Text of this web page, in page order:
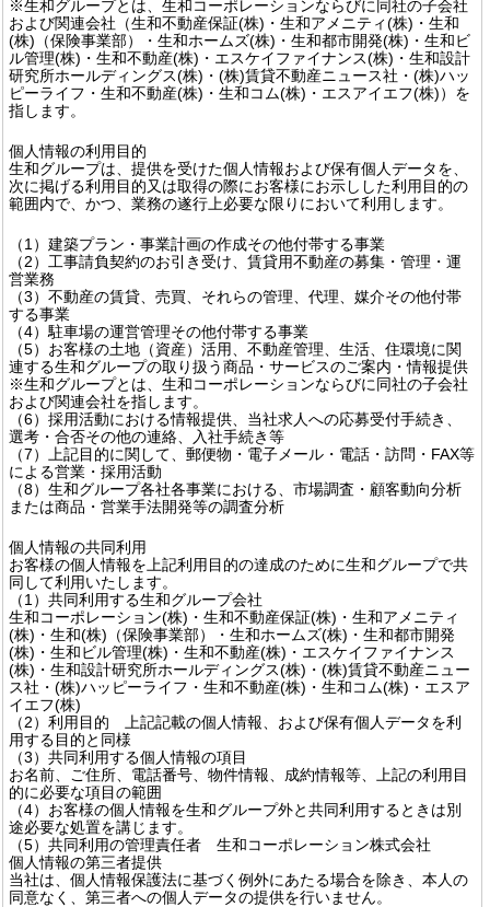
※生和グループとは、生和コーポレーションならびに同社の子会社
および関連会社（生和不動産保証(株)・生和アメニティ(株)・生和
(株)（保険事業部）・生和ホームズ(株)・生和都市開発(株)・生和ビ
ル管理(株)・生和不動産(株)・エスケイファイナンス(株)・生和設計
研究所ホールディングス(株)・(株)賃貸不動産ニュース社・(株)ハッ
ピーライフ・生和不動産(株)・生和コム(株)・エスアイエフ(株)）を
指します。
個人情報の利用目的
生和グループは、提供を受けた個人情報および保有個人データを、
次に掲げる利用目的又は取得の際にお客様にお示しした利用目的の
範囲内で、かつ、業務の遂行上必要な限りにおいて利用します。
（1）建築プラン・事業計画の作成その他付帯する事業
（2）工事請負契約のお引き受け、賃貸用不動産の募集・管理・運
営業務
（3）不動産の賃貸、売買、それらの管理、代理、媒介その他付帯
する事業
（4）駐車場の運営管理その他付帯する事業
（5）お客様の土地（資産）活用、不動産管理、生活、住環境に関
連する生和グループの取り扱う商品・サービスのご案内・情報提供
※生和グループとは、生和コーポレーションならびに同社の子会社
および関連会社を指します。
（6）採用活動における情報提供、当社求人への応募受付手続き、
選考・合否その他の連絡、入社手続き等
（7）上記目的に関して、郵便物・電子メール・電話・訪問・FAX等
による営業・採用活動
（8）生和グループ各社各事業における、市場調査・顧客動向分析
または商品・営業手法開発等の調査分析
個人情報の共同利用
お客様の個人情報を上記利用目的の達成のために生和グループで共
同して利用いたします。
（1）共同利用する生和グループ会社
生和コーポレーション(株)・生和不動産保証(株)・生和アメニティ
(株)・生和(株)（保険事業部）・生和ホームズ(株)・生和都市開発
(株)・生和ビル管理(株)・生和不動産(株)・エスケイファイナンス
(株)・生和設計研究所ホールディングス(株)・(株)賃貸不動産ニュー
ス社・(株)ハッピーライフ・生和不動産(株)・生和コム(株)・エスア
イエフ(株)
（2）利用目的 上記記載の個人情報、および保有個人データを利
用する目的と同様
（3）共同利用する個人情報の項目
お名前、ご住所、電話番号、物件情報、成約情報等、上記の利用目
的に必要な項目の範囲
（4）お客様の個人情報を生和グループ外と共同利用するときは別
途必要な処置を講じます。
（5）共同利用の管理責任者 生和コーポレーション株式会社
個人情報の第三者提供
当社は、個人情報保護法に基づく例外にあたる場合を除き、本人の
同意なく、第三者への個人データの提供を行いません。